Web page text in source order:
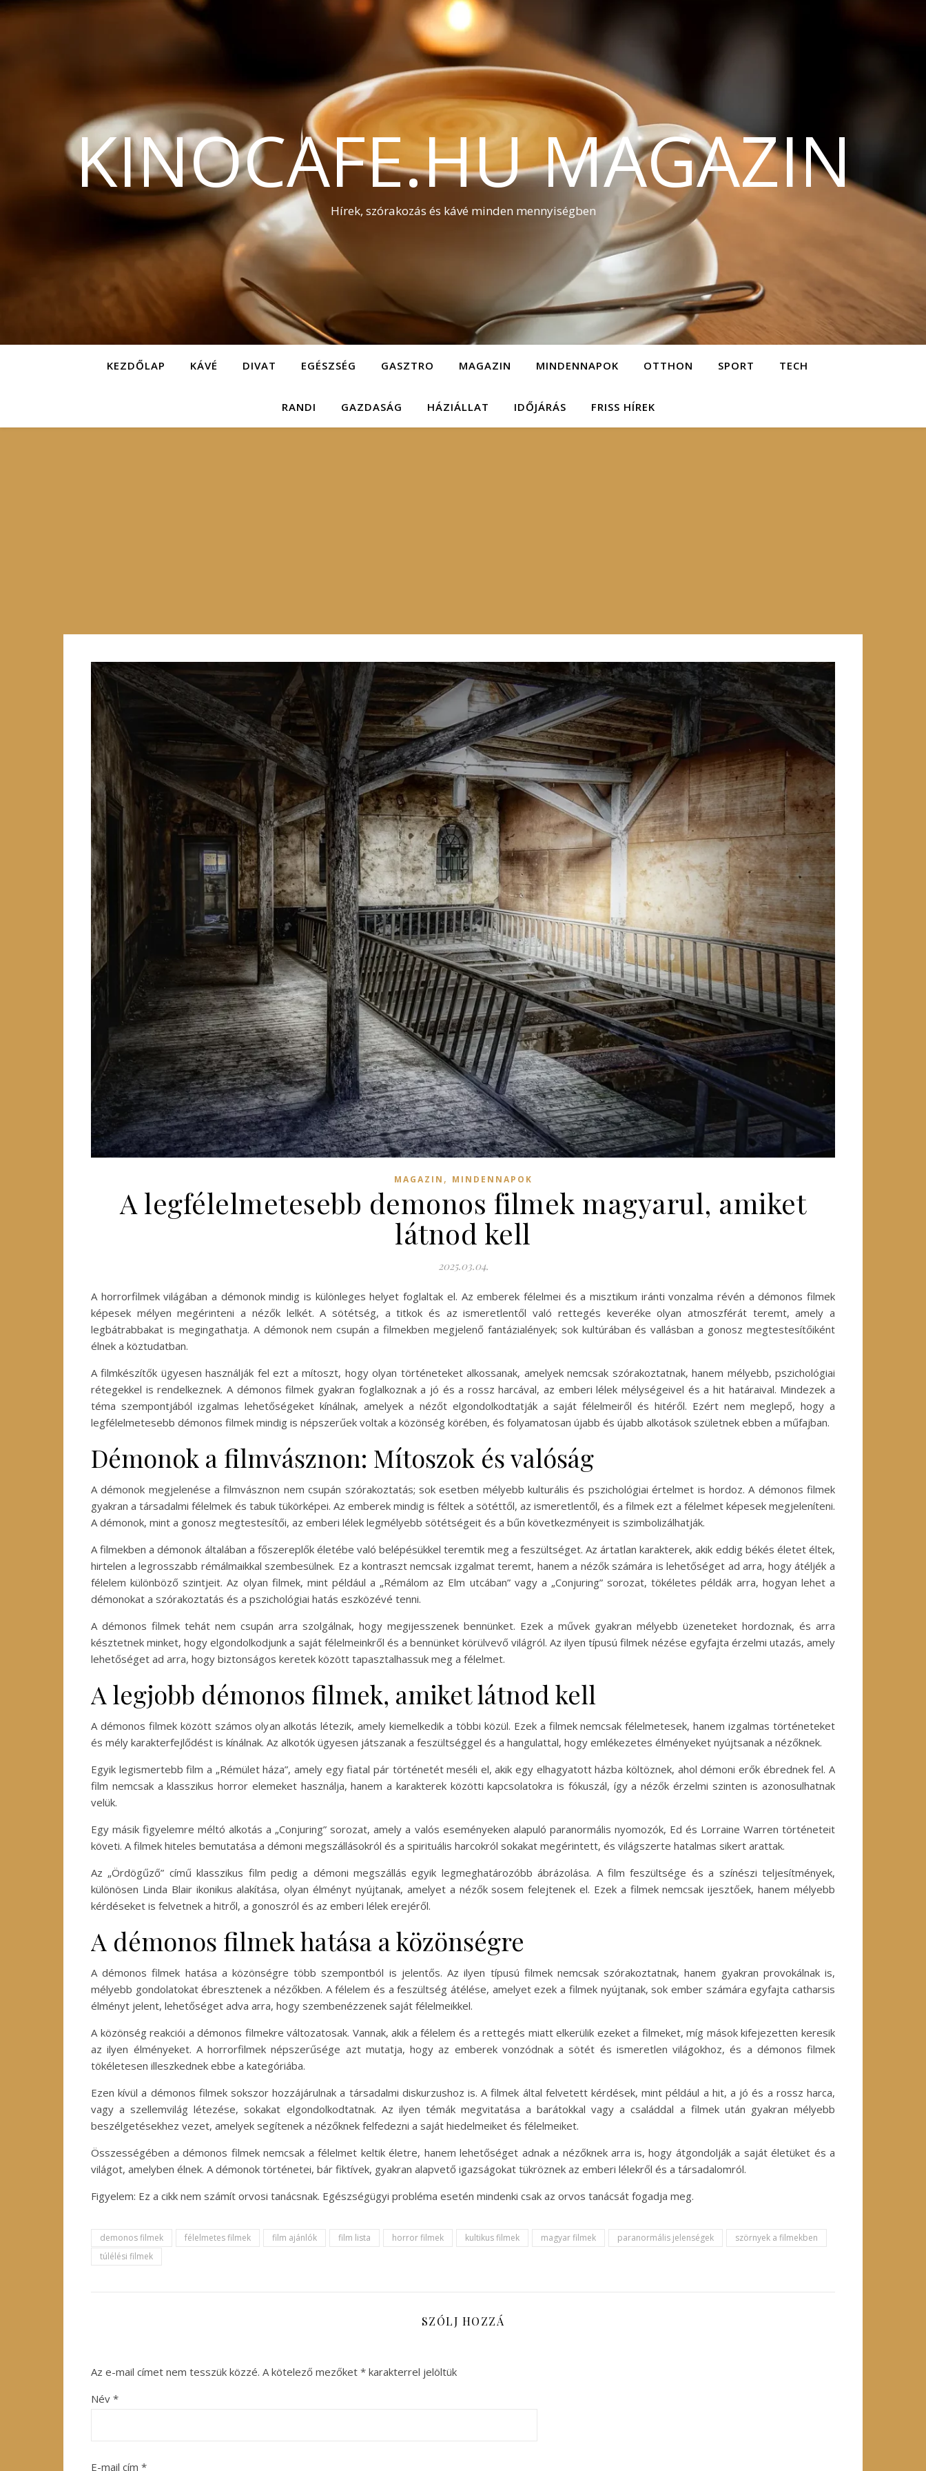
KINOCAFE.HU MAGAZIN
Hírek, szórakozás és kávé minden mennyiségben
KEZDŐLAP KÁVÉ DIVAT EGÉSZSÉG GASZTRO MAGAZIN MINDENNAPOK OTTHON SPORT TECH
RANDI GAZDASÁG HÁZIÁLLAT IDŐJÁRÁS FRISS HÍREK
MAGAZIN , MINDENNAPOK
A legfélelmetesebb demonos filmek magyarul, amiket
látnod kell
2025.03.04.
A horrorfilmek világában a démonok mindig is különleges helyet foglaltak el. Az emberek félelmei és a misztikum iránti vonzalma révén a démonos filmek
képesek mélyen megérinteni a nézők lelkét. A sötétség, a titkok és az ismeretlentől való rettegés keveréke olyan atmoszférát teremt, amely a
legbátrabbakat is megingathatja. A démonok nem csupán a filmekben megjelenő fantázialények; sok kultúrában és vallásban a gonosz megtestesítőiként
élnek a köztudatban.
A filmkészítők ügyesen használják fel ezt a mítoszt, hogy olyan történeteket alkossanak, amelyek nemcsak szórakoztatnak, hanem mélyebb, pszichológiai
rétegekkel is rendelkeznek. A démonos filmek gyakran foglalkoznak a jó és a rossz harcával, az emberi lélek mélységeivel és a hit határaival. Mindezek a
téma szempontjából izgalmas lehetőségeket kínálnak, amelyek a nézőt elgondolkodtatják a saját félelmeiről és hitéről. Ezért nem meglepő, hogy a
legfélelmetesebb démonos filmek mindig is népszerűek voltak a közönség körében, és folyamatosan újabb és újabb alkotások születnek ebben a műfajban.
Démonok a filmvásznon: Mítoszok és valóság
A démonok megjelenése a filmvásznon nem csupán szórakoztatás; sok esetben mélyebb kulturális és pszichológiai értelmet is hordoz. A démonos filmek
gyakran a társadalmi félelmek és tabuk tükörképei. Az emberek mindig is féltek a sötéttől, az ismeretlentől, és a filmek ezt a félelmet képesek megjeleníteni.
A démonok, mint a gonosz megtestesítői, az emberi lélek legmélyebb sötétségeit és a bűn következményeit is szimbolizálhatják.
A filmekben a démonok általában a főszereplők életébe való belépésükkel teremtik meg a feszültséget. Az ártatlan karakterek, akik eddig békés életet éltek,
hirtelen a legrosszabb rémálmaikkal szembesülnek. Ez a kontraszt nemcsak izgalmat teremt, hanem a nézők számára is lehetőséget ad arra, hogy átéljék a
félelem különböző szintjeit. Az olyan filmek, mint például a „Rémálom az Elm utcában” vagy a „Conjuring” sorozat, tökéletes példák arra, hogyan lehet a
démonokat a szórakoztatás és a pszichológiai hatás eszközévé tenni.
A démonos filmek tehát nem csupán arra szolgálnak, hogy megijesszenek bennünket. Ezek a művek gyakran mélyebb üzeneteket hordoznak, és arra
késztetnek minket, hogy elgondolkodjunk a saját félelmeinkről és a bennünket körülvevő világról. Az ilyen típusú filmek nézése egyfajta érzelmi utazás, amely
lehetőséget ad arra, hogy biztonságos keretek között tapasztalhassuk meg a félelmet.
A legjobb démonos filmek, amiket látnod kell
A démonos filmek között számos olyan alkotás létezik, amely kiemelkedik a többi közül. Ezek a filmek nemcsak félelmetesek, hanem izgalmas történeteket
és mély karakterfejlődést is kínálnak. Az alkotók ügyesen játszanak a feszültséggel és a hangulattal, hogy emlékezetes élményeket nyújtsanak a nézőknek.
Egyik legismertebb film a „Rémület háza”, amely egy fiatal pár történetét meséli el, akik egy elhagyatott házba költöznek, ahol démoni erők ébrednek fel. A
film nemcsak a klasszikus horror elemeket használja, hanem a karakterek közötti kapcsolatokra is fókuszál, így a nézők érzelmi szinten is azonosulhatnak
velük.
Egy másik figyelemre méltó alkotás a „Conjuring” sorozat, amely a valós eseményeken alapuló paranormális nyomozók, Ed és Lorraine Warren történeteit
követi. A filmek hiteles bemutatása a démoni megszállásokról és a spirituális harcokról sokakat megérintett, és világszerte hatalmas sikert arattak.
Az „Ördögűző” című klasszikus film pedig a démoni megszállás egyik legmeghatározóbb ábrázolása. A film feszültsége és a színészi teljesítmények,
különösen Linda Blair ikonikus alakítása, olyan élményt nyújtanak, amelyet a nézők sosem felejtenek el. Ezek a filmek nemcsak ijesztőek, hanem mélyebb
kérdéseket is felvetnek a hitről, a gonoszról és az emberi lélek erejéről.
A démonos filmek hatása a közönségre
A démonos filmek hatása a közönségre több szempontból is jelentős. Az ilyen típusú filmek nemcsak szórakoztatnak, hanem gyakran provokálnak is,
mélyebb gondolatokat ébresztenek a nézőkben. A félelem és a feszültség átélése, amelyet ezek a filmek nyújtanak, sok ember számára egyfajta catharsis
élményt jelent, lehetőséget adva arra, hogy szembenézzenek saját félelmeikkel.
A közönség reakciói a démonos filmekre változatosak. Vannak, akik a félelem és a rettegés miatt elkerülik ezeket a filmeket, míg mások kifejezetten keresik
az ilyen élményeket. A horrorfilmek népszerűsége azt mutatja, hogy az emberek vonzódnak a sötét és ismeretlen világokhoz, és a démonos filmek
tökéletesen illeszkednek ebbe a kategóriába.
Ezen kívül a démonos filmek sokszor hozzájárulnak a társadalmi diskurzushoz is. A filmek által felvetett kérdések, mint például a hit, a jó és a rossz harca,
vagy a szellemvilág létezése, sokakat elgondolkodtatnak. Az ilyen témák megvitatása a barátokkal vagy a családdal a filmek után gyakran mélyebb
beszélgetésekhez vezet, amelyek segítenek a nézőknek felfedezni a saját hiedelmeiket és félelmeiket.
Összességében a démonos filmek nemcsak a félelmet keltik életre, hanem lehetőséget adnak a nézőknek arra is, hogy átgondolják a saját életüket és a
világot, amelyben élnek. A démonok történetei, bár fiktívek, gyakran alapvető igazságokat tükröznek az emberi lélekről és a társadalomról.
Figyelem: Ez a cikk nem számít orvosi tanácsnak. Egészségügyi probléma esetén mindenki csak az orvos tanácsát fogadja meg.
demonos filmek félelmetes filmek film ajánlók film lista horror filmek kultikus filmek magyar filmek paranormális jelenségek
szörnyek a filmekben
túlélési filmek
SZÓLJ HOZZÁ
Az e-mail címet nem tesszük közzé. A kötelező mezőket * karakterrel jelöltük
Név *
E-mail cím *